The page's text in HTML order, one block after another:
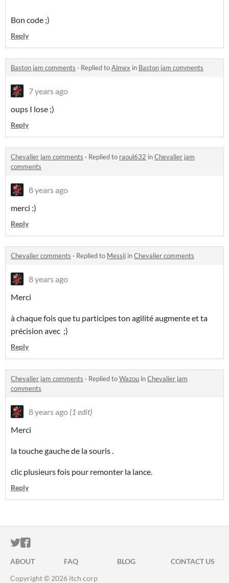
Bon code ;)
Reply
Baston jam comments · Replied toAlmex in Baston jam comments
7 years ago
oups I lose ;)
Reply
Chevalier jam comments · Replied to raoul632 inChevalier jam
comments
8 years ago
merci :)
Reply
Chevalier comments · Replied to Messij inChevalier comments
8 years ago
Merci
à chaque fois que tu participes ton agilité augmente et ta
précision avec ;)
Reply
Chevalier jam comments · Replied toWazou inChevalier jam
comments
8 years ago (1 edit)
Merci
la touche gauche de la souris .
clic plusieurs fois pour remonter la lance.
Reply
ITCH.IO ON TWITTER
ITCH.IO ON FACEBOOK
ABOUT FAQ BLOG
CONTACT US
Copyright © 2026 itch corp